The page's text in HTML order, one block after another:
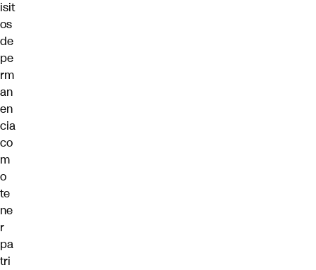
isit
os
de
pe
rm
an
en
cia
co
m
o
te
ne
r
pa
tri